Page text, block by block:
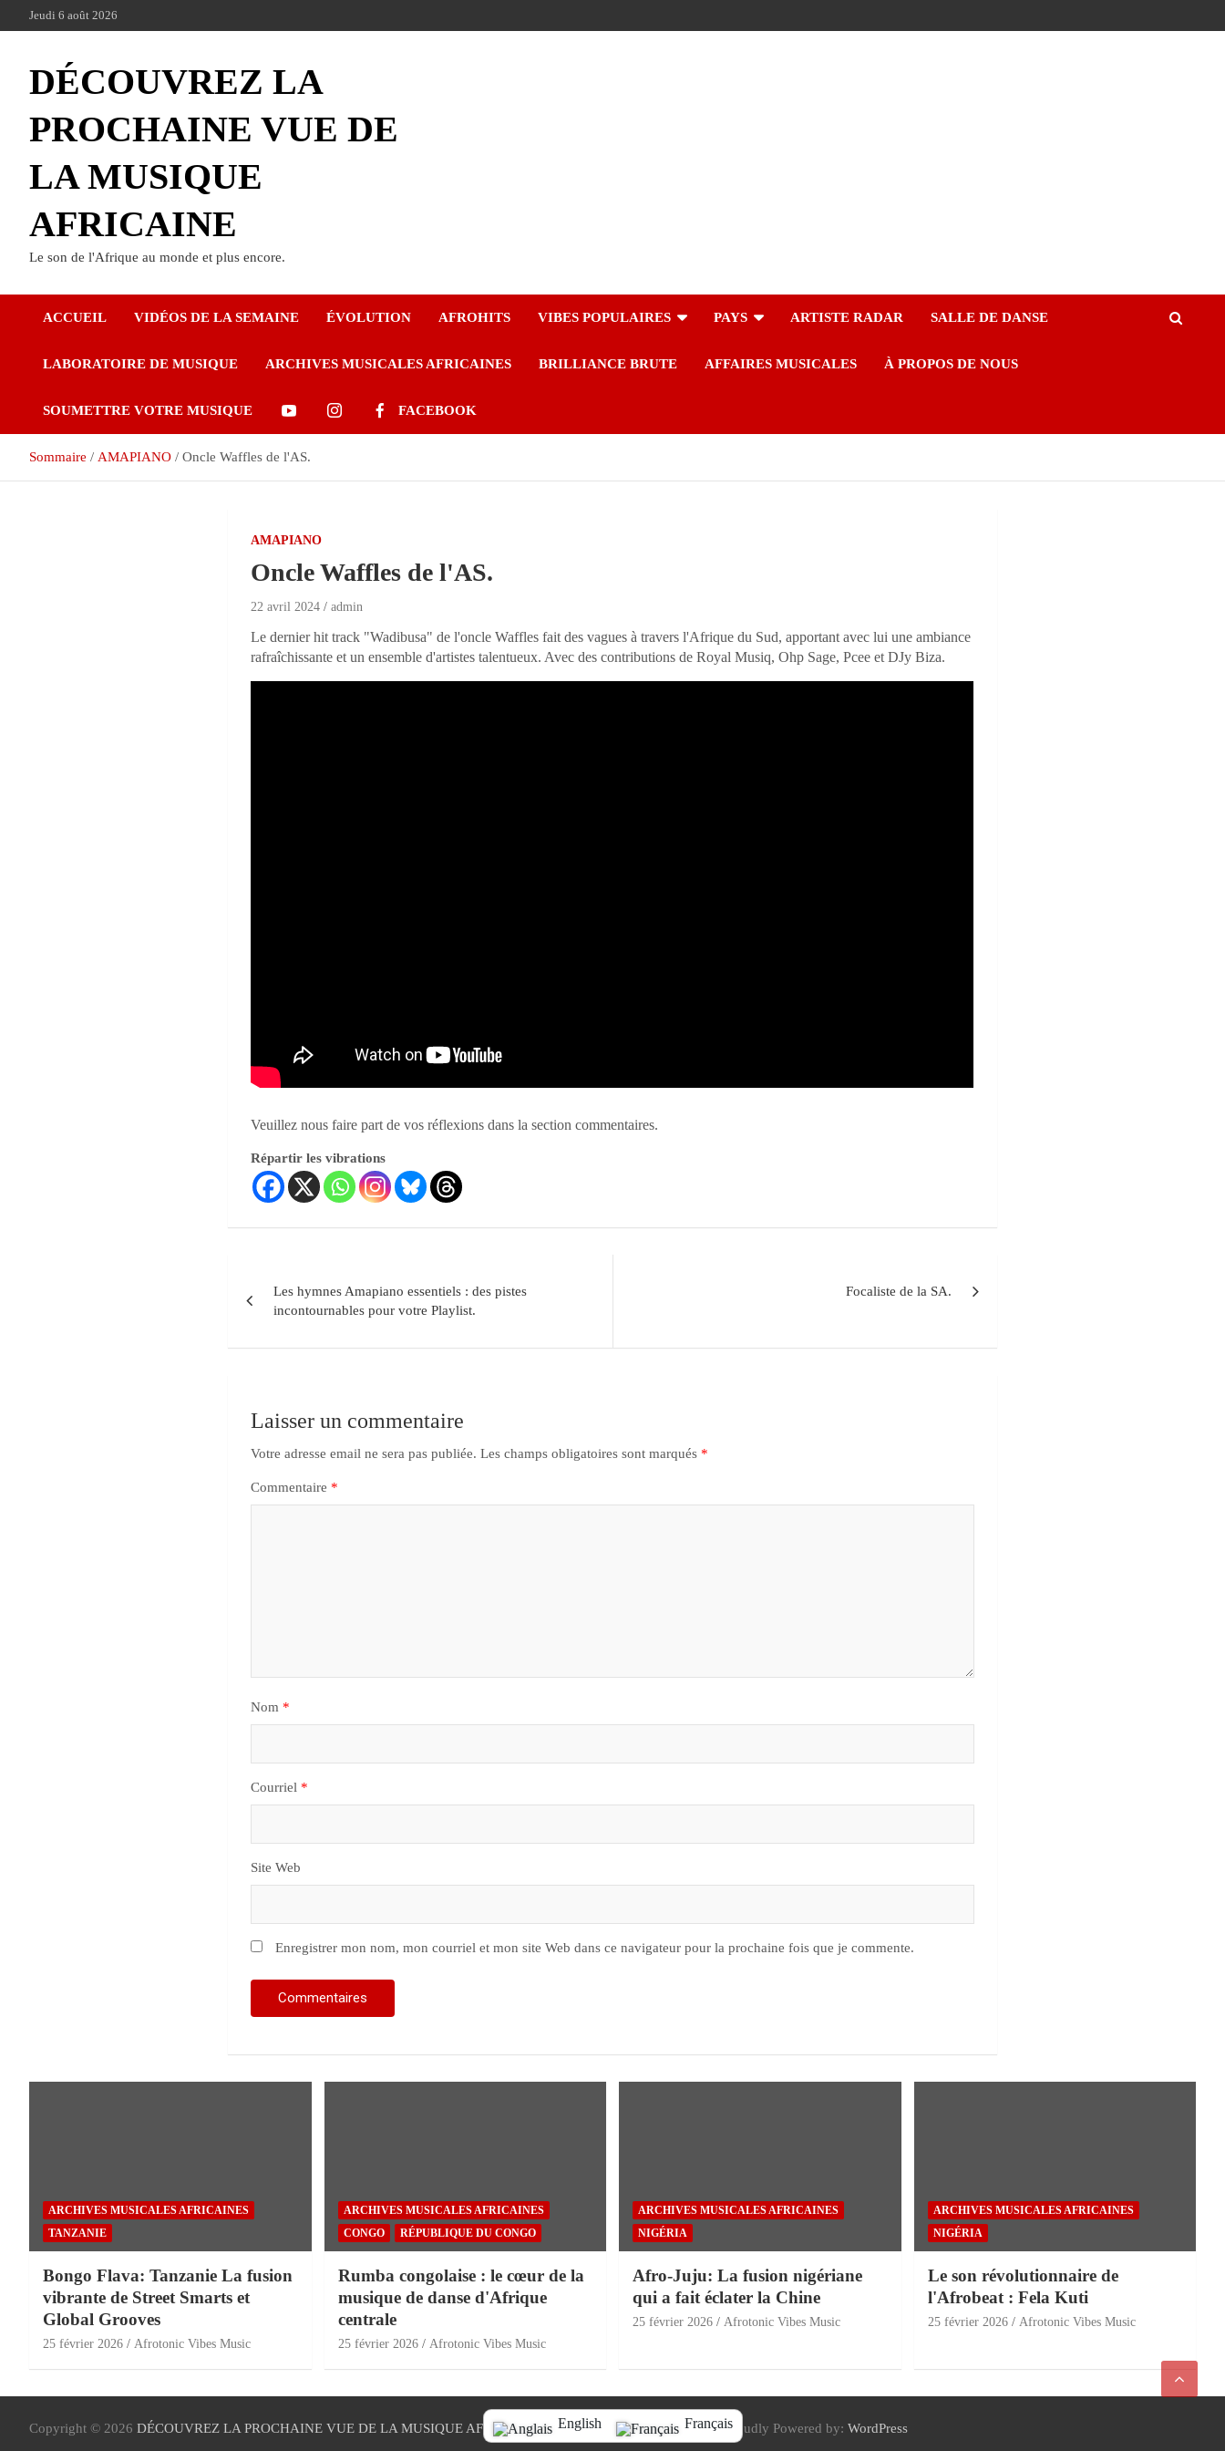
Jeudi 6 août 2026
DÉCOUVREZ LA
PROCHAINE VUE DE
LA MUSIQUE
AFRICAINE
Le son de l'Afrique au monde et plus encore.
ACCUEIL VIDÉOS DE LA SEMAINE ÉVOLUTION AFROHITS VIBES POPULAIRES PAYS ARTISTE RADAR SALLE DE DANSE
LABORATOIRE DE MUSIQUE ARCHIVES MUSICALES AFRICAINES BRILLIANCE BRUTE AFFAIRES MUSICALES À PROPOS DE NOUS
SOUMETTRE VOTRE MUSIQUE FACEBOOK
Sommaire AMAPIANO Oncle Waffles de l'AS.
AMAPIANO
Oncle Waffles de l'AS.
22 avril 2024 admin
Le dernier hit track "Wadibusa" de l'oncle Waffles fait des vagues à travers l'Afrique du Sud, apportant avec lui une ambiance
rafraîchissante et un ensemble d'artistes talentueux. Avec des contributions de Royal Musiq, Ohp Sage, Pcee et DJy Biza.
Veuillez nous faire part de vos réflexions dans la section commentaires.
Répartir les vibrations
Les hymnes Amapiano essentiels : des pistes
incontournables pour votre Playlist.
Focaliste de la SA.
Laisser un commentaire
Votre adresse email ne sera pas publiée. Les champs obligatoires sont marqués *
Commentaire *
Nom *
Courriel *
Site Web
Enregistrer mon nom, mon courriel et mon site Web dans ce navigateur pour la prochaine fois que je commente.
ARCHIVES MUSICALES AFRICAINES
TANZANIE
Bongo Flava: Tanzanie La fusion
vibrante de Street Smarts et
Global Grooves
25 février 2026 Afrotonic Vibes Music
ARCHIVES MUSICALES AFRICAINES
CONGO
RÉPUBLIQUE DU CONGO
Rumba congolaise : le cœur de la
musique de danse d'Afrique
centrale
25 février 2026 Afrotonic Vibes Music
ARCHIVES MUSICALES AFRICAINES
NIGÉRIA
Afro-Juju: La fusion nigériane
qui a fait éclater la Chine
25 février 2026 Afrotonic Vibes Music
ARCHIVES MUSICALES AFRICAINES
NIGÉRIA
Le son révolutionnaire de
l'Afrobeat : Fela Kuti
25 février 2026 Afrotonic Vibes Music
Copyright © 2026 DÉCOUVREZ LA PROCHAINE VUE DE LA MUSIQUE AFRICAINE Thème par:Thème Cheval Proudly Powered by: WordPress
English Français